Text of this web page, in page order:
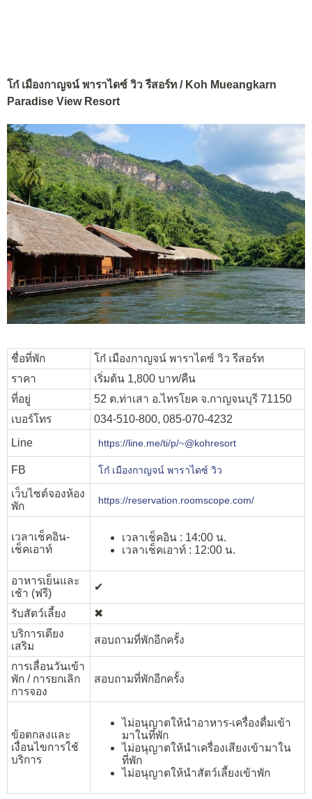
โก๋ เมืองกาญจน์ พาราไดซ์ วิว รีสอร์ท / Koh Mueangkarn
Paradise View Resort
ชื่อที่พัก
โก๋ เมืองกาญจน์ พาราไดซ์ วิว รีสอร์ท
ราคา
เริ่มต้น 1,800 บาท/คืน
ที่อยู่
52 ต.ท่าเสา อ.ไทรโยค จ.กาญจนบุรี 71150
เบอร์โทร
034-510-800, 085-070-4232
Line
https://line.me/ti/p/~@kohresort
FB โก๋ เมืองกาญจน์ พาราไดซ์ วิว
เว็บไซต์จองห้อง
พัก
https://reservation.roomscope.com/
เวลาเช็คอิน-
เช็คเอาท์
เวลาเช็คอิน : 14:00 น.
เวลาเช็คเอาท์ : 12:00 น.
อาหารเย็นและ
เช้า (ฟรี)
✔︎
รับสัตว์เลี้ยง
✖︎
บริการเตียง
เสริม
สอบถามที่พักอีกครั้ง
การเลื่อนวันเข้า
พัก / การยกเลิก
การจอง
สอบถามที่พักอีกครั้ง
ข้อตกลงและ
เงื่อนไขการใช้
บริการ
ไม่อนุญาตให้นำอาหาร-เครื่องดื่มเข้า
มาในที่พัก
ไม่อนุญาตให้นำเครื่องเสียงเข้ามาใน
ที่พัก
ไม่อนุญาตให้นำสัตว์เลี้ยงเข้าพัก